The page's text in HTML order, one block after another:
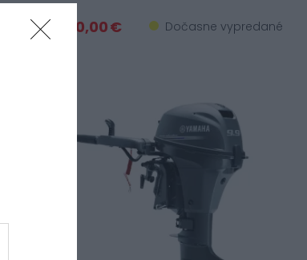
130,00 € Dočasne vypredané